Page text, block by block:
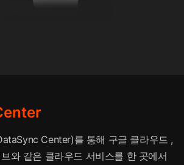
Center)를 통해 구글 클라우드 ,
와 같은 클라우드 서비스를 한 곳에서